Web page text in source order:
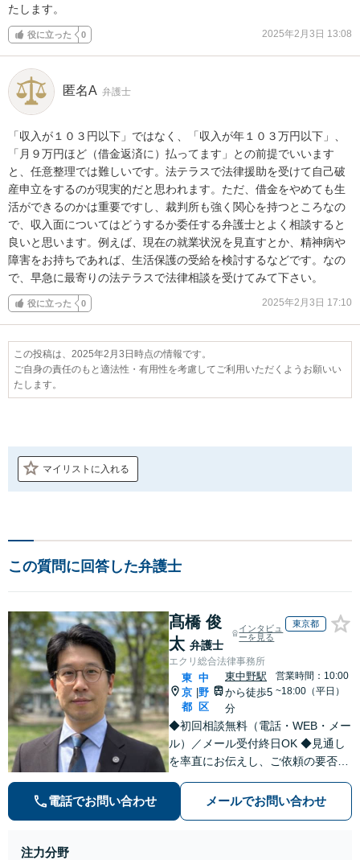
たします。
役に立った 0 2025年2月3日 13:08
匿名A 弁護士
「収入が１０３円以下」ではなく、「収入が年１０３万円以下」、
「月９万円ほど（借金返済に）払ってます」との前提でいいます
と、任意整理では難しいです。法テラスで法律援助を受けて自己破
産申立をするのが現実的だと思われます。ただ、借金をやめても生
活ができるのかは重要ですし、裁判所も強く関心を持つところなの
で、収入面についてはどうするか委任する弁護士とよく相談すると
良いと思います。例えば、現在の就業状況を見直すとか、精神病や
障害をお持ちであれば、生活保護の受給を検討するなどです。なの
で、早急に最寄りの法テラスで法律相談を受けてみて下さい。
役に立った 0 2025年2月3日 17:10
この投稿は、2025年2月3日時点の情報です。
ご自身の責任のもと適法性・有用性を考慮してご利用いただくようお願いい
たします。
マイリストに入れる
この質問に回答した弁護士
髙橋 俊
太 弁護士
インタビュ
ーを見る
東京都
エクリ総合法律事務所
東
京
都
中
野
区
東中野駅
から徒歩5
分
営業時間：10:00
~18:00（平日）
◆初回相談無料（電話・WEB・メー
ル）／メール受付終日OK ◆見通し
を率直にお伝えし、ご依頼の要否も
解決まで弁護士本人が一貫してスピ
ーディーに対応いたします。 ◆累計
電話でお問い合わせ メールでお問い合わせ
注力分野